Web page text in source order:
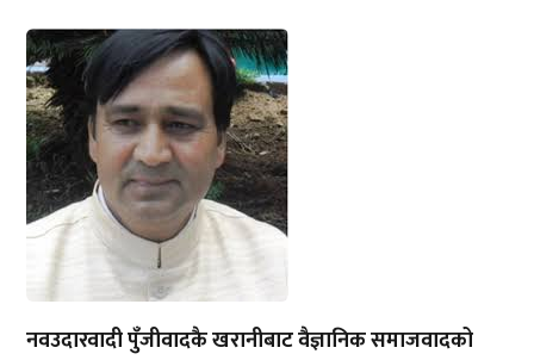
नवउदारवादी पुँजीवादकै खरानीबाट वैज्ञानिक समाजवादको